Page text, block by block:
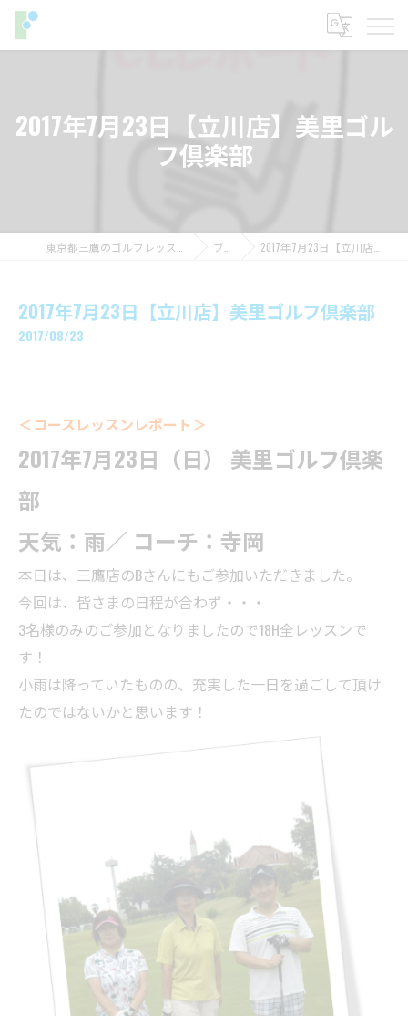
2017年7月23日【立川店】美里ゴル
フ倶楽部
ブログ 2017年7月23日【立川店】美里ゴルフ倶楽部
2017年7月23日【立川店】美里ゴルフ倶楽部
2017/08/23
＜コースレッスンレポート＞
2017年7月23日（日） 美里ゴルフ倶楽
部
天気：雨／ コーチ：寺岡
本日は、三鷹店のBさんにもご参加いただきました。
今回は、皆さまの日程が合わず・・・
3名様のみのご参加となりましたので18H全レッスンで
す！
小雨は降っていたものの、充実した一日を過ごして頂け
たのではないかと思います！